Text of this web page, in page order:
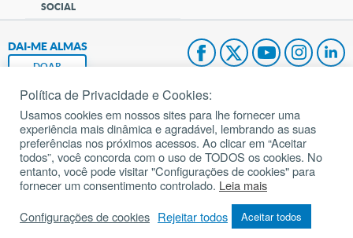
SOCIAL
DAI-ME ALMAS
DOAR
Fundação João Paulo II
Pedido de Oração
Mapa do site
Todos os direitos reservados.
Política de Privacidade e Cookies:
Usamos cookies em nossos sites para lhe fornecer uma
experiência mais dinâmica e agradável, lembrando as suas
preferências nos próximos acessos. Ao clicar em “Aceitar
todos”, você concorda com o uso de TODOS os cookies. No
entanto, você pode visitar "Configurações de cookies" para
fornecer um consentimento controlado. Leia mais
Configurações de cookies Rejeitar todos Aceitar todos